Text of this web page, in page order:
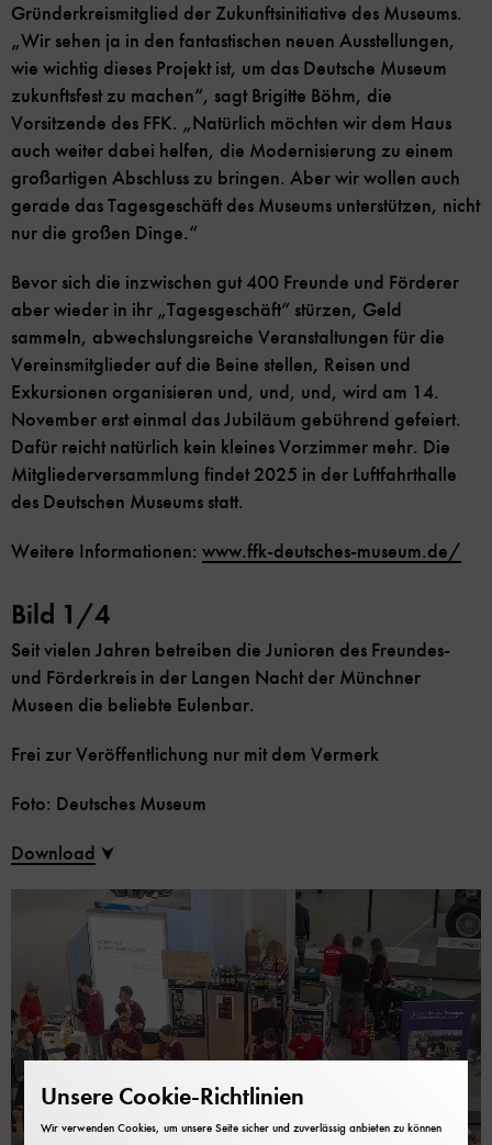
Gründerkreismitglied der Zukunftsinitiative des Museums.
„Wir sehen ja in den fantastischen neuen Ausstellungen,
wie wichtig dieses Projekt ist, um das Deutsche Museum
zukunftsfest zu machen“, sagt Brigitte Böhm, die
Vorsitzende des FFK. „Natürlich möchten wir dem Haus
auch weiter dabei helfen, die Modernisierung zu einem
großartigen Abschluss zu bringen. Aber wir wollen auch
gerade das Tagesgeschäft des Museums unterstützen, nicht
nur die großen Dinge.“
Bevor sich die inzwischen gut 400 Freunde und Förderer
aber wieder in ihr „Tagesgeschäft“ stürzen, Geld
sammeln, abwechslungsreiche Veranstaltungen für die
Vereinsmitglieder auf die Beine stellen, Reisen und
Exkursionen organisieren und, und, und, wird am 14.
November erst einmal das Jubiläum gebührend gefeiert.
Dafür reicht natürlich kein kleines Vorzimmer mehr. Die
Mitgliederversammlung findet 2025 in der Luftfahrthalle
des Deutschen Museums statt.
Weitere Informationen: www.ffk-deutsches-museum.de/
Bild 1/4
Seit vielen Jahren betreiben die Junioren des Freundes-
und Förderkreis in der Langen Nacht der Münchner
Museen die beliebte Eulenbar.
Frei zur Veröffentlichung nur mit dem Vermerk
Foto: Deutsches Museum
Download
Unsere Cookie-Richtlinien
Wir verwenden Cookies, um unsere Seite sicher und zuverlässig anbieten zu können